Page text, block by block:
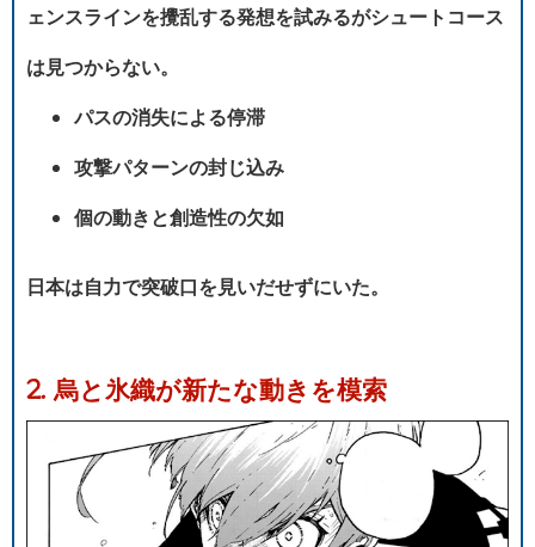
ェンスラインを攪乱する発想を試みるがシュートコース
は見つからない。
パスの消失による停滞
攻撃パターンの封じ込み
個の動きと創造性の欠如
日本は自力で突破口を見いだせずにいた。
2. 烏と氷織が新たな動きを模索